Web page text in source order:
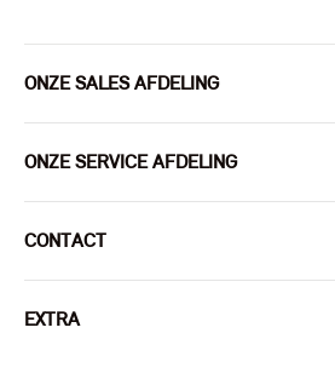
ONZE SALES AFDELING
ONZE SERVICE AFDELING
CONTACT
EXTRA